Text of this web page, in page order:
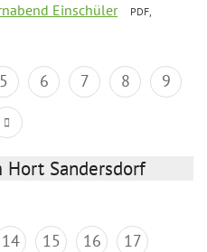
Einschüler
PDF,
5 6 7 8
9
Hort Sandersdorf
14 15 16
17